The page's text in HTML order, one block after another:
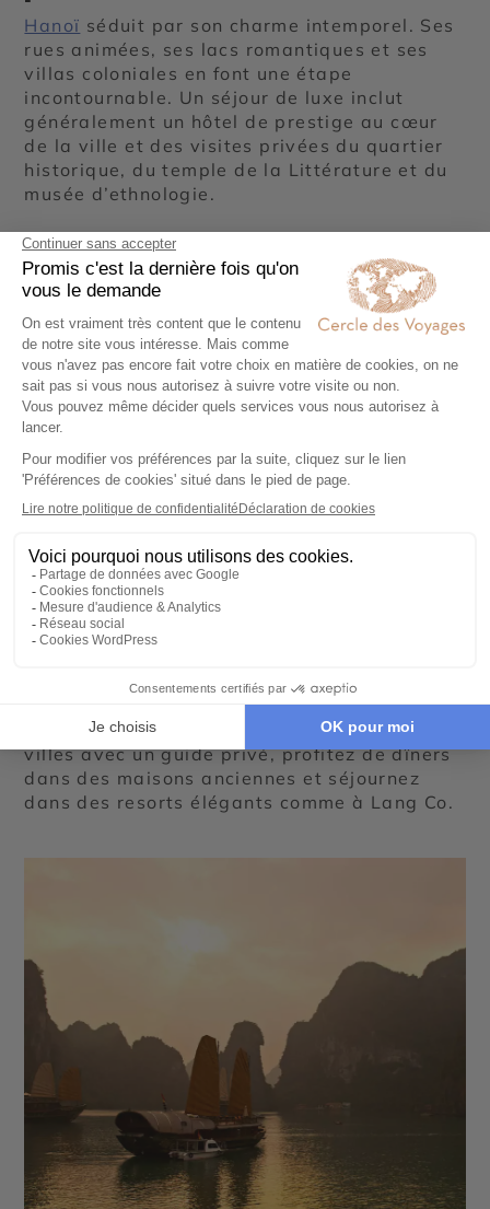
Hanoï séduit par son charme intemporel. Ses
rues animées, ses lacs romantiques et ses
villas coloniales en font une étape
incontournable. Un séjour de luxe inclut
généralement un hôtel de prestige au cœur
de la ville et des visites privées du quartier
historique, du temple de la Littérature et du
musée d’ethnologie.
Baie d’Halong : croisière privée
parmi les pains de sucre
Classée au patrimoine mondial de l’UNESCO,
labaie d’Halongest une merveille naturelle.
Un voyage de luxe au Vietnam inclut une
croisière privée sur une jonque haut de
gamme, permettant d’admirer les îlots
karstiques dans un confort absolu. Vous
profitez d’un chef à bord, de cabines
raffinées et d’activités exclusives comme le
kayak dans des criques secrètes.
Hué et Hoi An : culture impériale
et charme colonial
Hué, ancienne capitale impériale, séduit par
royaux. Hoi An, classée UNESCO, enchante
par ses maisons colorées et son atmosphère
coloniale. En version luxe, vous explorez ces
villes avec un guide privé, profitez de dîners
dans des maisons anciennes et séjournez
dans des resorts élégants comme à Lang Co.